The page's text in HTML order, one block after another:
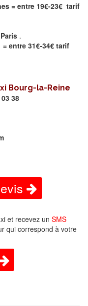
= entre 19€-23€ tarif
.
entre 31€-34€ tarif
Bourg-la-Reine
38
et recevez un SMS
qui correspond à votre